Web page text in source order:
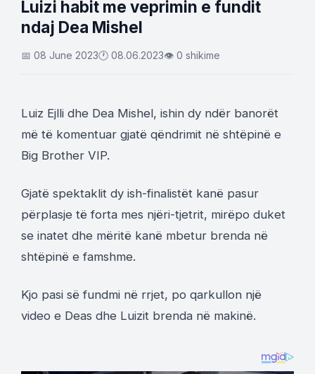
Luizi habit me veprimin e fundit
ndaj Dea Mishel
📅 08 June 2023🕐 08.06.2023👁 0 shikime
Luiz Ejlli dhe Dea Mishel, ishin dy ndër banorët
më të komentuar gjatë qëndrimit në shtëpinë e
Big Brother VIP.
Gjatë spektaklit dy ish-finalistët kanë pasur
përplasje të forta mes njëri-tjetrit, mirëpo duket
se inatet dhe mëritë kanë mbetur brenda në
shtëpinë e famshme.
Kjo pasi së fundmi në rrjet, po qarkullon një
video e Deas dhe Luizit brenda në makinë.